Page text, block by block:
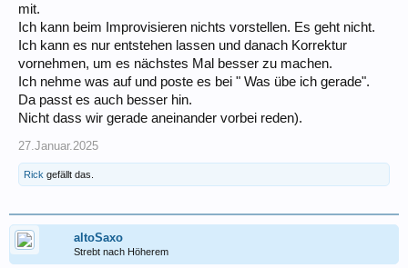
mit.
Ich kann beim Improvisieren nichts vorstellen. Es geht nicht.
Ich kann es nur entstehen lassen und danach Korrektur
vornehmen, um es nächstes Mal besser zu machen.
Ich nehme was auf und poste es bei " Was übe ich gerade".
Da passt es auch besser hin.
Nicht dass wir gerade aneinander vorbei reden).
27.Januar.2025
Rick gefällt das.
altoSaxo
Strebt nach Höherem